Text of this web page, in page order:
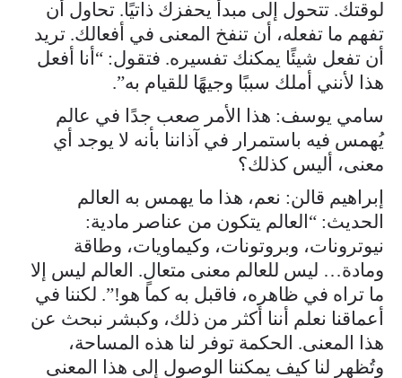
لوقتك. تتحول إلى مبدأ يحفزك ذاتيًا. تحاول أن
تفهم ما تفعله، أن تنفخ المعنى في أفعالك. تريد
أن تفعل شيئًا يمكنك تفسيره. فتقول: “أنا أفعل
هذا لأنني أملك سببًا وجيهًا للقيام به”.
سامي يوسف: هذا الأمر صعب جدًا في عالم
يُهمس فيه باستمرار في آذاننا بأنه لا يوجد أي
معنى، أليس كذلك؟
إبراهيم قالن: نعم، هذا ما يهمس به العالم
الحديث: “العالم يتكون من عناصر مادية:
نيوترونات، وبروتونات، وكيماويات، وطاقة
ومادة… ليس للعالم معنى متعالٍ. العالم ليس إلا
ما تراه في ظاهره، فاقبل به كما هو!”. لكننا في
أعماقنا نعلم أننا أكثر من ذلك، وكبشر نبحث عن
هذا المعنى. الحكمة توفر لنا هذه المساحة،
وتُظهر لنا كيف يمكننا الوصول إلى هذا المعنى